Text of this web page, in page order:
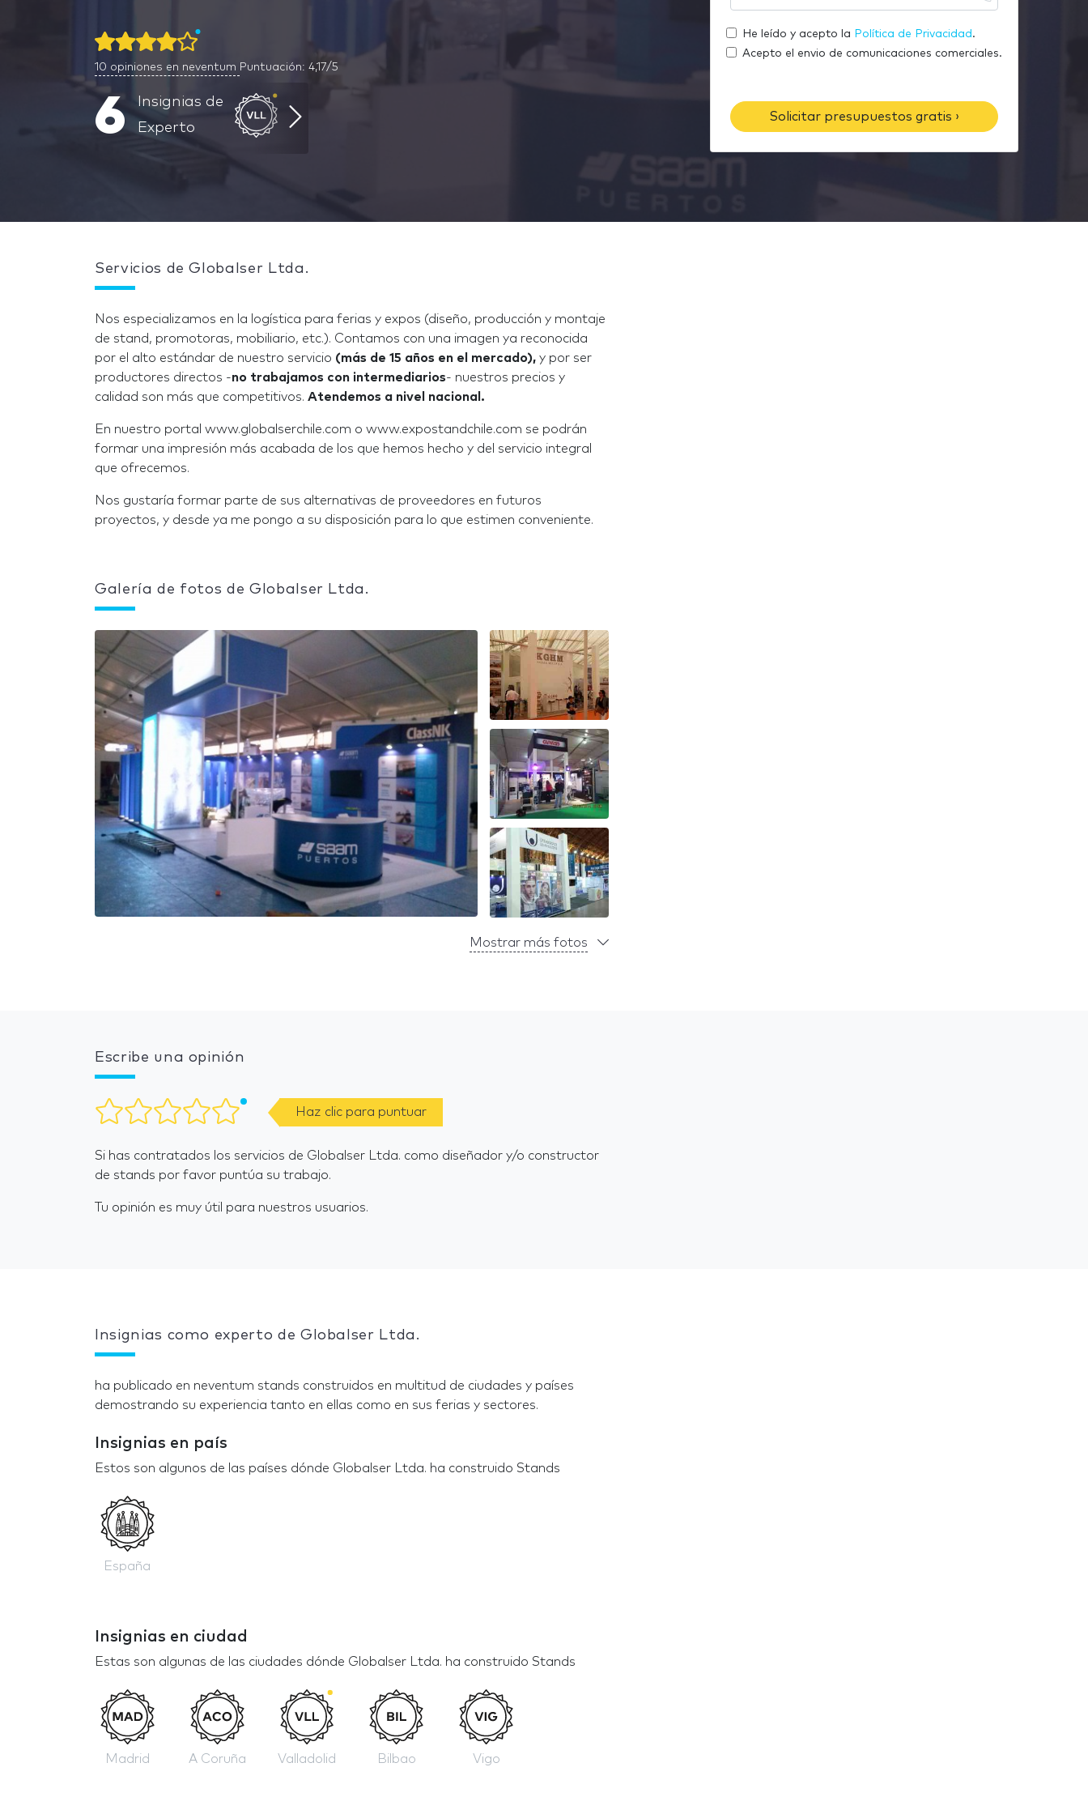
10 opiniones en neventum Puntuación: 4,17/5
6
Insignias de
Experto
e
i
l
u
t
e
f
o
He leído y acepto la Política de Privacidad .
Acepto el envio de comunicaciones comerciales.
Solicitar presupuestos gratis ›
Servicios de Globalser Ltda.
Nos especializamos en la logística para ferias y expos (diseño, producción y montaje
de stand, promotoras, mobiliario, etc.). Contamos con una imagen ya reconocida
por el alto estándar de nuestro servicio (más de 15 años en el mercado), y por ser
productores directos -no trabajamos con intermediarios- nuestros precios y
calidad son más que competitivos. Atendemos a nivel nacional.
En nuestro portal www.globalserchile.com o www.expostandchile.com se podrán
formar una impresión más acabada de los que hemos hecho y del servicio integral
que ofrecemos.
Nos gustaría formar parte de sus alternativas de proveedores en futuros
proyectos, y desde ya me pongo a su disposición para lo que estimen conveniente.
Galería de fotos de Globalser Ltda.
Mostrar más fotos
Escribe una opinión
Haz clic para puntuar
Si has contratados los servicios de Globalser Ltda. como diseñador y/o constructor
de stands por favor puntúa su trabajo.
Tu opinión es muy útil para nuestros usuarios.
Insignias como experto de Globalser Ltda.
ha publicado en neventum stands construidos en multitud de ciudades y países
demostrando su experiencia tanto en ellas como en sus ferias y sectores.
Insignias en país
Estos son algunos de las países dónde Globalser Ltda. ha construido Stands
España
Insignias en ciudad
Estas son algunas de las ciudades dónde Globalser Ltda. ha construido Stands
Madrid A Coruña Valladolid Bilbao Vigo